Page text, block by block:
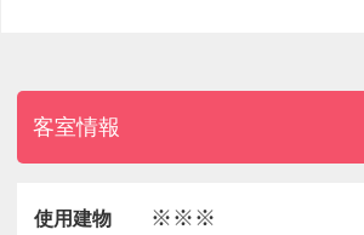
客室情報
使用建物 ※※※